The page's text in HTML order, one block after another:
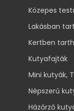
Közepes
Lakásban
Kertben
Kutyafajták
Mini kutyák,
Népszerű
Házőrző